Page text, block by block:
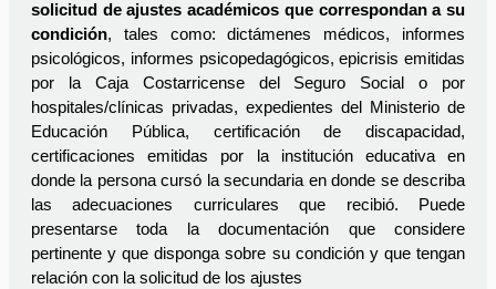
solicitud de ajustes académicos que correspondan a su
condición, tales como: dictámenes médicos, informes
psicológicos, informes psicopedagógicos, epicrisis emitidas
por la Caja Costarricense del Seguro Social o por
hospitales/clínicas privadas, expedientes del Ministerio de
Educación Pública, certificación de discapacidad,
certificaciones emitidas por la institución educativa en
donde la persona cursó la secundaria en donde se describa
las adecuaciones curriculares que recibió. Puede
presentarse toda la documentación que considere
pertinente y que disponga sobre su condición y que tengan
relación con la solicitud de los ajustes